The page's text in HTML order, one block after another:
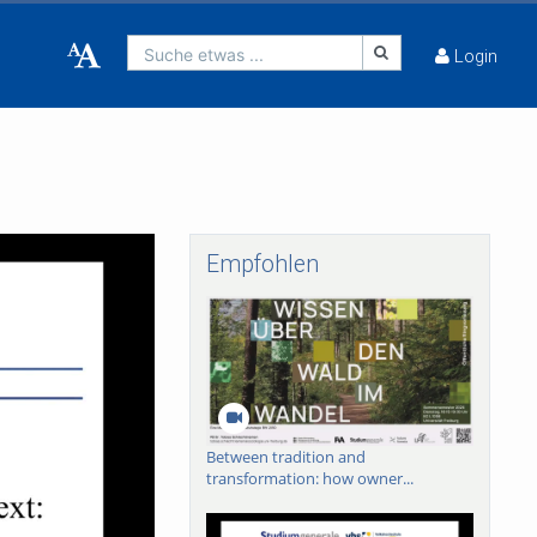
Suche etwas ... Login
Empfohlen
Between tradition and
transformation: how owner...